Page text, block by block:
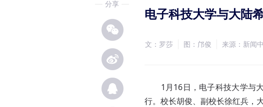
分享
电子科技大学与大陆
文：罗莎 图：邝俊 来源：新闻
1月16日，电子科技大学与大
行。校长胡俊、副校长徐红兵，